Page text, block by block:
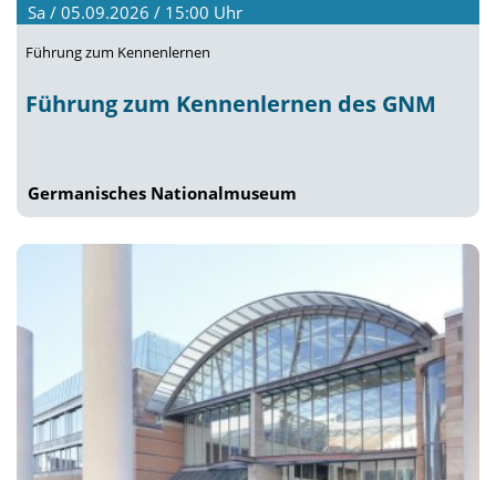
Sa / 05.09.2026 / 15:00 Uhr
Führung zum Kennenlernen
Führung zum Kennenlernen des GNM
Germanisches Nationalmuseum